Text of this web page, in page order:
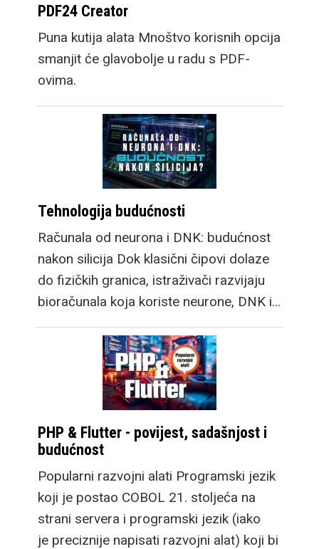
PDF24 Creator
Puna kutija alata Mnoštvo korisnih opcija
smanjit će glavobolje u radu s PDF-
ovima.
Tehnologija budućnosti
Računala od neurona i DNK: budućnost
nakon silicija Dok klasični čipovi dolaze
do fizičkih granica, istraživači razvijaju
bioračunala koja koriste neurone, DNK i…
PHP & Flutter - povijest, sadašnjost i
budućnost
Popularni razvojni alati Programski jezik
koji je postao COBOL 21. stoljeća na
strani servera i programski jezik (iako
je preciznije napisati razvojni alat) koji bi